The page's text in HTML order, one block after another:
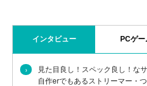
インタビュー PCゲー
›
見た目良し！スペック良し！な
自作erでもあるストリーマー・